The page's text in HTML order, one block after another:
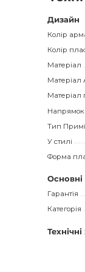
Він
Дизайн
Колір
Колір
Матеріал
Матеріал
Матеріал
Напрямок
Тип
У стилі
Форма
Основні
Гарантія
Категорія